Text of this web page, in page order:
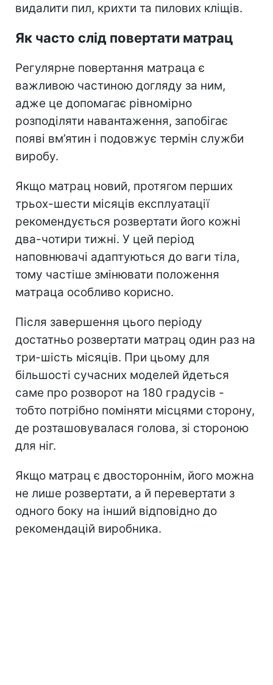
видалити пил, крихти та пилових кліщів.
Як часто слід повертати матрац
Регулярне повертання матраца є
важливою частиною догляду за ним,
адже це допомагає рівномірно
розподіляти навантаження, запобігає
появі вм’ятин і подовжує термін служби
виробу.
Якщо матрац новий, протягом перших
трьох-шести місяців експлуатації
рекомендується розвертати його кожні
два-чотири тижні. У цей період
наповнювачі адаптуються до ваги тіла,
тому частіше змінювати положення
матраца особливо корисно.
Після завершення цього періоду
достатньо розвертати матрац один раз на
три-шість місяців. При цьому для
більшості сучасних моделей йдеться
саме про розворот на 180 градусів -
тобто потрібно поміняти місцями сторону,
де розташовувалася голова, зі стороною
для ніг.
Якщо матрац є двостороннім, його можна
не лише розвертати, а й перевертати з
одного боку на інший відповідно до
рекомендацій виробника.